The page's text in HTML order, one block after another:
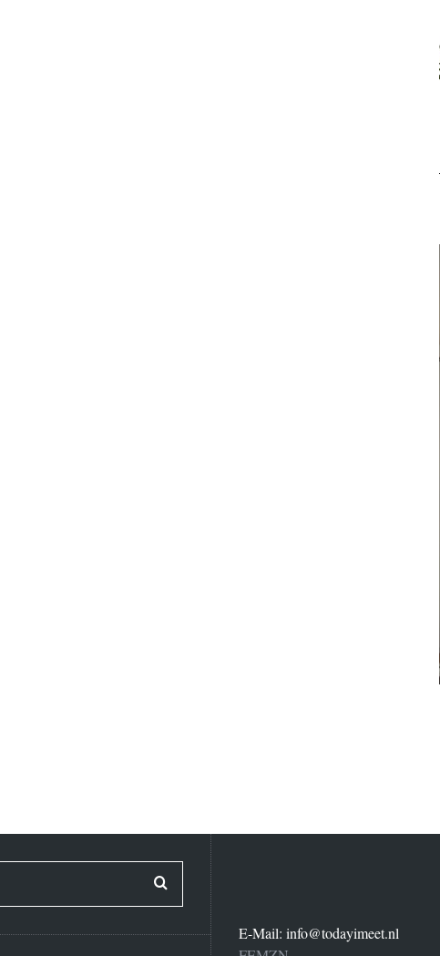
E-Mail:info@todayimeet.nl